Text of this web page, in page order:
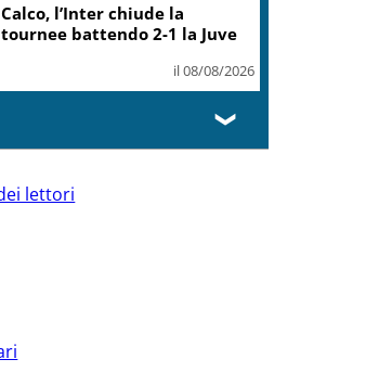
Calco, l’Inter chiude la
tournee battendo 2-1 la Juve
il 08/08/2026
❯